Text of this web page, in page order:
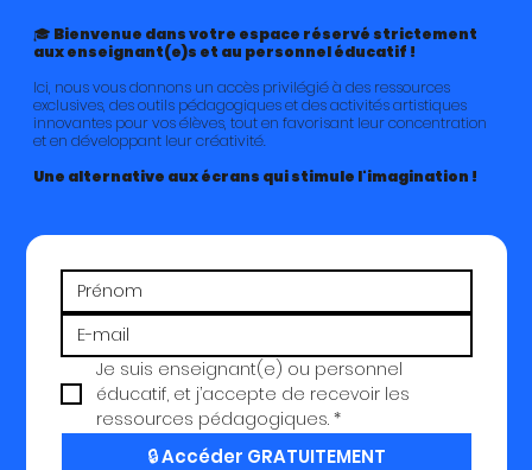
🎓 Bienvenue dans votre espace réservé strictement
aux enseignant(e)s et au personnel éducatif !
Ici, nous vous donnons un accès privilégié à des ressources
exclusives, des outils pédagogiques et des activités artistiques
innovantes pour vos élèves, tout en favorisant leur concentration
et en développant leur créativité.
Une alternative aux écrans qui stimule l'imagination !
Je suis enseignant(e) ou personnel
éducatif, et j’accepte de recevoir les
ressources pédagogiques. *
🔒 Accéder GRATUITEMENT